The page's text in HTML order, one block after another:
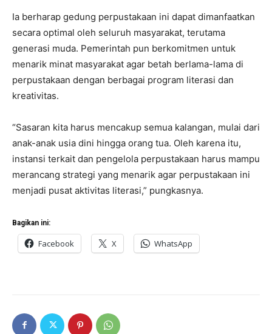
Ia berharap gedung perpustakaan ini dapat dimanfaatkan
secara optimal oleh seluruh masyarakat, terutama
generasi muda. Pemerintah pun berkomitmen untuk
menarik minat masyarakat agar betah berlama-lama di
perpustakaan dengan berbagai program literasi dan
kreativitas.
“Sasaran kita harus mencakup semua kalangan, mulai dari
anak-anak usia dini hingga orang tua. Oleh karena itu,
instansi terkait dan pengelola perpustakaan harus mampu
merancang strategi yang menarik agar perpustakaan ini
menjadi pusat aktivitas literasi,” pungkasnya.
Bagikan ini:
Facebook X WhatsApp